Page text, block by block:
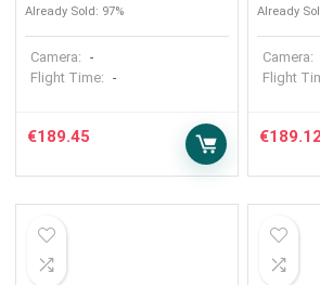
Already Sold: 97%
Camera: -
Flight Time: -
€189.45
Already
Camera:
Flight
€189.12